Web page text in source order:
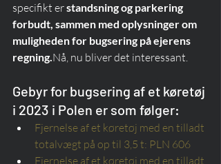
specifikt er standsning og parkering
forbudt, sammen med oplysninger om
muligheden for bugsering på ejerens
regning.Nå, nu bliver det interessant.
Gebyr for bugsering af et køretøj
i 2023 i Polen er som følger:
Fjernelse af et køretøj med en tilladt
totalvægt på op til 3,5 t: PLN 606
Fjernelse af et køretøj med en tilladt